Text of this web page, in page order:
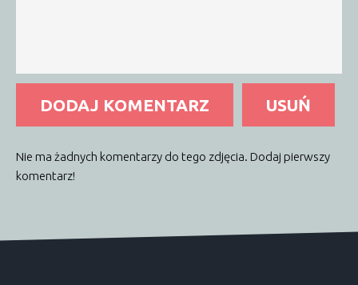
DODAJ KOMENTARZ USUŃ
Nie ma żadnych komentarzy do tego zdjęcia. Dodaj pierwszy
komentarz!